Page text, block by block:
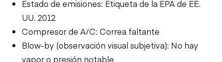
Estado de emisiones: Etiqueta de la EPA de EE.
UU. 2012
Compresor de A/C: Correa faltante
Blow-by (observación visual subjetiva): No hay
vapor o presión notable